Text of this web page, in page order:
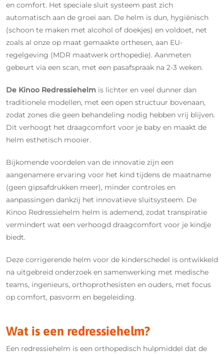
en comfort. Het speciale sluit systeem past zich
automatisch aan de groei aan. De helm is dun, hygiënisch
(schoon te maken met alcohol of doekjes) en voldoet, net
zoals al onze op maat gemaakte orthesen, aan EU-
regelgeving (MDR maatwerk orthopedie). Aanmeten
gebeurt via een scan, met een pasafspraak na 2-3 weken.
De Kinoo Redressiehelm is lichter en veel dunner dan
traditionele modellen, met een open structuur bovenaan,
zodat zones die geen behandeling nodig hebben vrij blijven.
Dit verhoogt het draagcomfort voor je baby en maakt de
helm esthetisch mooier.
Bijkomende voordelen van de innovatie zijn een
aangenamere ervaring voor het kind tijdens de maatname
(geen gipsafdrukken meer), minder controles en
aanpassingen dankzij het innovatieve sluitsysteem. De
Kinoo Redressiehelm helm is ademend, zodat transpiratie
vermindert wat een verhoogd draagcomfort voor je kindje
biedt.
Deze corrigerende helm voor de kinderschedel is ontwikkeld
na uitgebreid onderzoek en samenwerking met medische
teams, ingenieurs, orthoprothesisten en ouders, met focus
op comfort, pasvorm en begeleiding.
Wat is een redressiehelm?
Een redressiehelm is een orthopedisch hulpmiddel dat de